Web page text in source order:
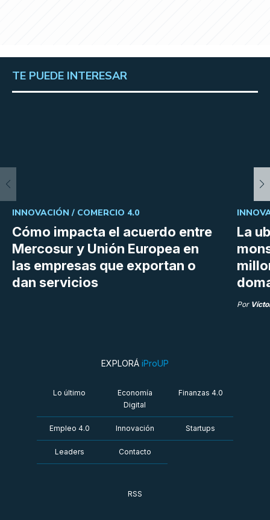
TE PUEDE INTERESAR
Cómo impacta el acuerdo entre
Mercosur y Unión Europea en
las empresas que exportan o
dan servicios
INNOVACIÓN / COMERCIO 4.0
La
Por
EXPLORÁ iProUP
Lo último
Economía
Digital
Finanzas 4.0
Empleo 4.0 Innovación Startups
Leaders Contacto
RSS